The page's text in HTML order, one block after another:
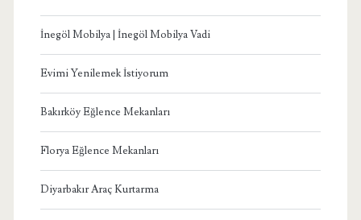
İnegöl Mobilya | İnegöl Mobilya Vadi
Evimi Yenilemek İstiyorum
Bakırköy Eğlence Mekanları
Florya Eğlence Mekanları
Diyarbakır Araç Kurtarma